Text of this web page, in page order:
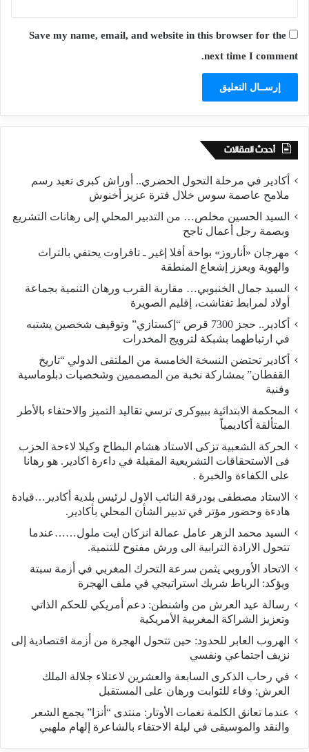
Save my name, email, and website in this browser for the
next time I comment.
أحدث المقالات
أكادير في مرحلة التحول الحضري.. أوراش كبرى تعيد رسم
ملامح عاصمة سوس خلال فترة عزيز أخنوش
السيد الحسين مخلص… من التدبير المحلي إلى رهانات التشريع
وبصمة رجل أعمال ناجح
مهرجان «أناروز» بواحة أفلا إغير ـ تافراوت يحتفي بالتراث
والهوية ويعزز إشعاع المنطقة
السيد جمال الخنبوبي… مقاربة القرب ورهان التنمية بجماعة
أولاد لمرابط تفتاشت، إقليم الصويرة
أكادير.. حجز 7300 قرص “إكستازي” وتوقيف شخصين يشتبه
في ارتباطهما بشبكة لترويج المخدرات
أكادير تحتضن النسخة الخامسة من الملتقى الدولي “تاريخ
القفطان” بمشاركة نخبة من المصممين وشخصيات دبلوماسية
وفنية
المحكمة الابتدائية ببيوكرى ترسي تقاليد التميز والاحتفاء بالأطر
المتألقة أكاديمياً
الحركة الشعبية تزكى الاستاد هشام البطاح وكيلا لاءحة الحزب
فى الاستحقاقات التشريعية المقبلة في داءرة اكادير. هو رهانا
على الكفاءة والخبرة .
الاستاد مصطفى بودرقة النائب الاول لرئيس بلدية أكادير…قيادة
هادءة وحضور مؤتر في تدبير الشأن المحلي بأكادير.
السيد محمد الزهر عامل عمالة انزكان ايت ملول……عندما
تتحول الارادة الترابية الى ورش مفتوح للتنمية.
الاتحاد الأوروبي يثمن سرعة التحرك المغربي في أزمة سبتة
ويؤكد: الرباط شريك استراتيجي في ملف الهجرة
رسالة عيد العرش من واشنطن: دعم أمريكي للحكم الذاتي
وتعزيز الشراكة المغربية الأمريكية
​الهروب العابر للحدود: حين تتحول الهجرة من أزمة اقتصادية إلى
نزيف اجتماعي ونفسي
في رحاب الذكرى السابعة والعشرين لاعتلاء جلالة الملك
العرش: وفاء للثوابت ورهان على المستقبل
​عندما تعانق الكلمة نغمات الأوتار: منتدى “أنزا” يجمع الشعر
والنقد والموسيقى في ليلة الاحتفاء بالشاعرة إلهام ملهبي